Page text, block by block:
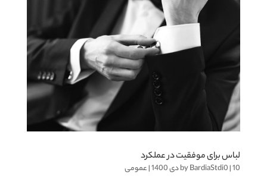
لباس برای موفقیت در عملکرد
byBardiaStdi0|10 دی 1400 |عمومی